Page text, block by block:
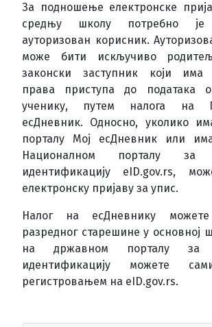
За подношење електронске
средњу школу потребно
ауторизован корисник.
може бити искључиво
законски заступник који има
права приступа до података
ученику, путем налога на
есДневник. Односно, уколико
порталу Мој есДневник или
Националном порталу за
идентификацију eID.gov.rs,
електронску пријаву за упис.
Налог на есДневнику
разредног старешине у основној
на државном порталу за
идентификацију можете
регистровањем на eID.gov.rs.